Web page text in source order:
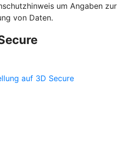
um Angaben zur
von Daten.
auf 3D Secure